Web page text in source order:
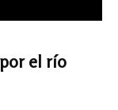
el río